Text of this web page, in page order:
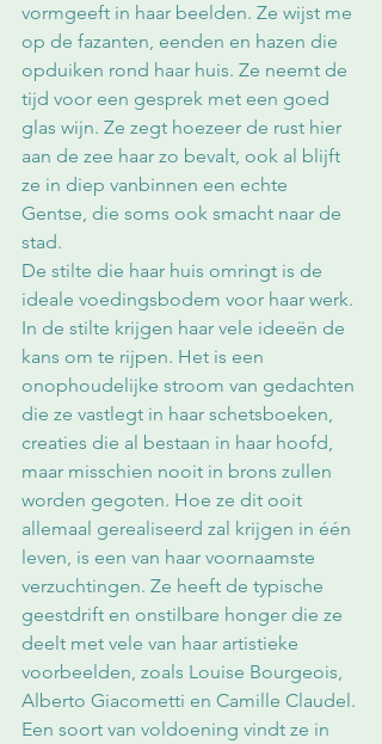
vormgeeft in haar beelden. Ze wijst me
op de fazanten, eenden en hazen die
opduiken rond haar huis. Ze neemt de
tijd voor een gesprek met een goed
glas wijn. Ze zegt hoezeer de rust hier
aan de zee haar zo bevalt, ook al blijft
ze in diep vanbinnen een echte
Gentse, die soms ook smacht naar de
stad.
De stilte die haar huis omringt is de
ideale voedingsbodem voor haar werk.
In de stilte krijgen haar vele ideeën de
kans om te rijpen. Het is een
onophoudelijke stroom van gedachten
die ze vastlegt in haar schetsboeken,
creaties die al bestaan in haar hoofd,
maar misschien nooit in brons zullen
worden gegoten. Hoe ze dit ooit
allemaal gerealiseerd zal krijgen in één
leven, is een van haar voornaamste
verzuchtingen. Ze heeft de typische
geestdrift en onstilbare honger die ze
deelt met vele van haar artistieke
voorbeelden, zoals Louise Bourgeois,
Alberto Giacometti en Camille Claudel.
Een soort van voldoening vindt ze in